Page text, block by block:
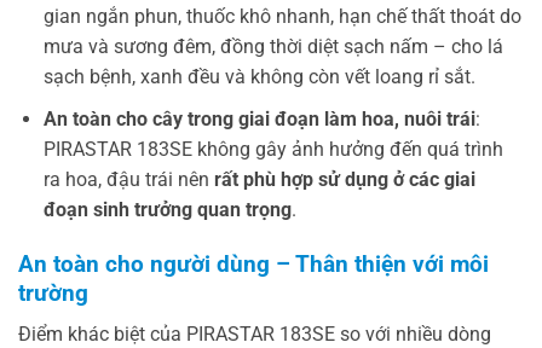
gian ngắn phun, thuốc khô nhanh, hạn chế thất thoát do
mưa và sương đêm, đồng thời diệt sạch nấm – cho lá
sạch bệnh, xanh đều và không còn vết loang rỉ sắt.
An toàn cho cây trong giai đoạn làm hoa, nuôi trái:
PIRASTAR 183SE không gây ảnh hưởng đến quá trình
ra hoa, đậu trái nên rất phù hợp sử dụng ở các giai
đoạn sinh trưởng quan trọng.
An toàn cho người dùng – Thân thiện với môi
trường
Điểm khác biệt của PIRASTAR 183SE so với nhiều dòng